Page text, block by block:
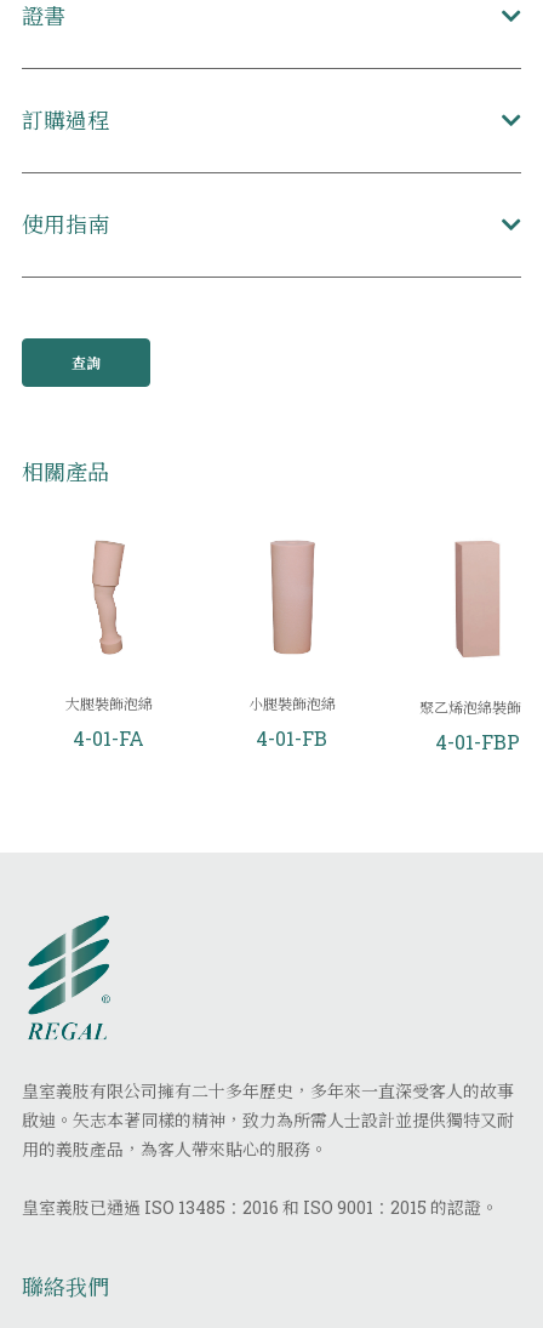
證書
訂購過程
使用指南
查詢
相關產品
大腿裝飾泡綿
4-01-FA
小腿裝飾泡綿
4-01-FB
聚乙烯泡綿裝飾套
4-01-FBP
皇室義肢有限公司擁有二十多年歷史，多年來一直深受客人的故事
啟迪。矢志本著同樣的精神，致力為所需人士設計並提供獨特又耐
用的義肢產品，為客人帶來貼心的服務。
皇室義肢已通過 ISO 13485：2016 和 ISO 9001：2015 的認證。
聯絡我們